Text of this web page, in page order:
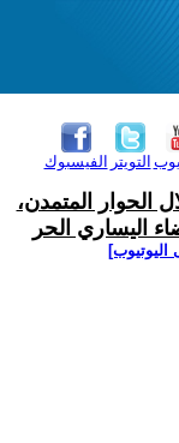
الفيسبوك التويتر
الحوار المتمدن،
اليساري الحر